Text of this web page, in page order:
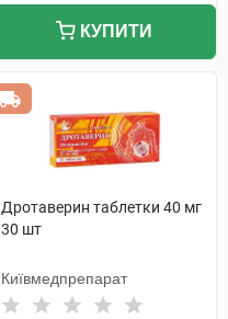
КУПИТИ
Дротаверин таблетки 40 мг
30 шт
Київмедпрепарат